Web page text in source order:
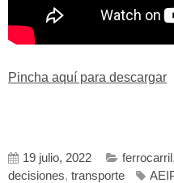
Pincha aquí para descargar
19 julio, 2022 ferrocarril ,
decisiones, transporte